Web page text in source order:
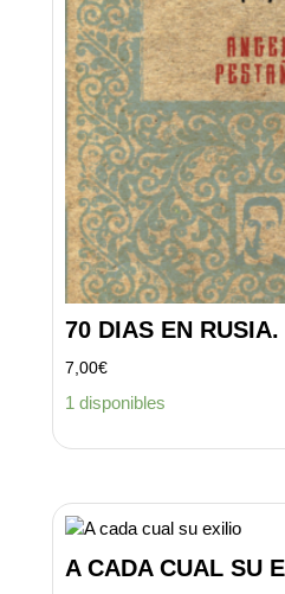
70 DIAS EN
7,00€
1 disponibles
A CADA CUAL SU